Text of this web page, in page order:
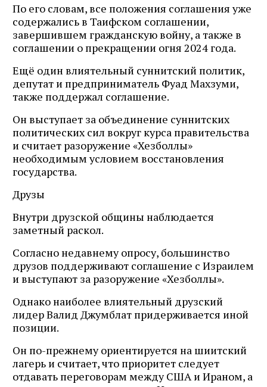
По его словам, все положения соглашения уже
содержались в Таифском соглашении,
завершившем гражданскую войну, а также в
соглашении о прекращении огня 2024 года.
Ещё один влиятельный суннитский политик,
депутат и предприниматель Фуад Махзуми,
также поддержал соглашение.
Он выступает за объединение суннитских
политических сил вокруг курса правительства
и считает разоружение «Хезболлы»
необходимым условием восстановления
государства.
Друзы
Внутри друзской общины наблюдается
заметный раскол.
Согласно недавнему опросу, большинство
друзов поддерживают соглашение с Израилем
и выступают за разоружение «Хезболлы».
Однако наиболее влиятельный друзский
лидер Валид Джумблат придерживается иной
позиции.
Он по-прежнему ориентируется на шиитский
лагерь и считает, что приоритет следует
отдавать переговорам между США и Ираном, а